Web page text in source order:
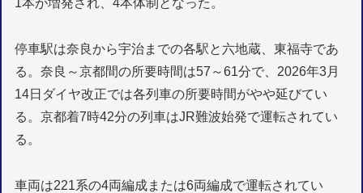
1本が増発され、4本体制となった。
停車駅は奈良から宇治までの各駅と六地蔵、東福寺であ
る。奈良～京都間の所要時間は57～61分で、2026年3月
14日ダイヤ改正では各列車の所要時間がやや延びてい
る。京都着7時42分の列車はJR難波始発で運転されてい
る。
車両は221系の4両編成または6両編成で運転されてい